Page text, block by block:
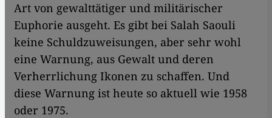
Art von gewalttätiger und militärischer
Euphorie ausgeht. Es gibt bei Salah Saouli
keine Schuldzuweisungen, aber sehr wohl
eine Warnung, aus Gewalt und deren
Verherrlichung Ikonen zu schaffen. Und
diese Warnung ist heute so aktuell wie 1958
oder 1975.